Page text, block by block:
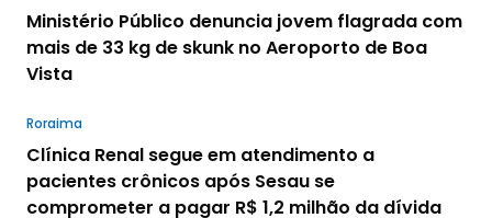
Ministério Público denuncia jovem flagrada com
mais de 33 kg de skunk no Aeroporto de Boa
Vista
Roraima
Clínica Renal segue em atendimento a
pacientes crônicos após Sesau se
comprometer a pagar R$ 1,2 milhão da dívida